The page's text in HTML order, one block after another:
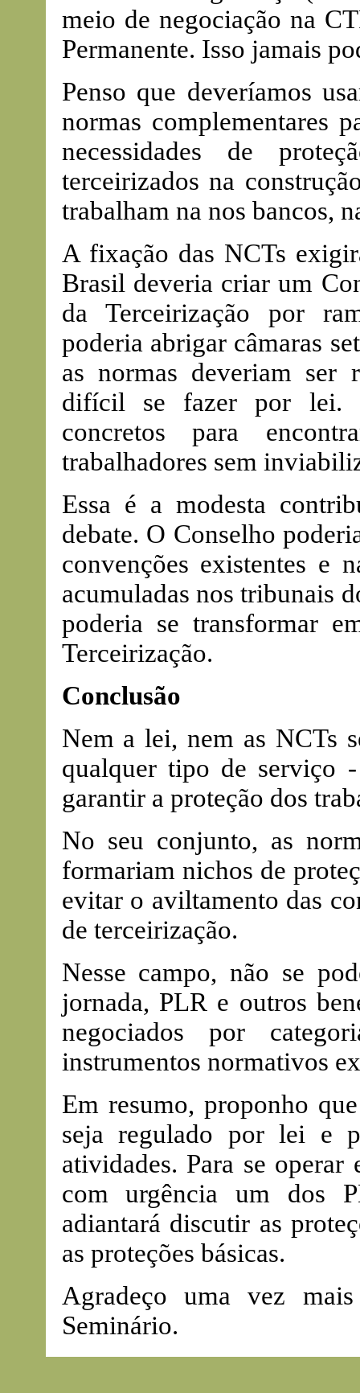
meio de negociação na
Permanente. Isso jamais
Penso que deveríamos
normas complementares
necessidades de
terceirizados na
trabalham na nos bancos,
A fixação das NCTs
Brasil deveria criar um
da Terceirização por
poderia abrigar câmaras
as normas deveriam ser
difícil se fazer por lei.
concretos para
trabalhadores sem
Essa é a modesta
debate. O Conselho
convenções existentes e
acumuladas nos tribunais
poderia se transformar
Terceirização.
Conclusão
Nem a lei, nem as NCTs
qualquer tipo de serviço
garantir a proteção dos
No seu conjunto, as
formariam nichos de
evitar o aviltamento das
de terceirização.
Nesse campo, não se
jornada, PLR e outros
negociados por
instrumentos normativos
Em resumo, proponho
seja regulado por lei e
atividades. Para se
com urgência um dos
adiantará discutir as
as proteções básicas.
Agradeço uma vez
Seminário.